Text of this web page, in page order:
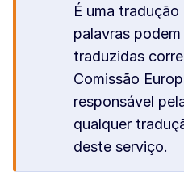
É uma
palavras
traduzidas
Comissão
responsável
qualquer
deste serviço.